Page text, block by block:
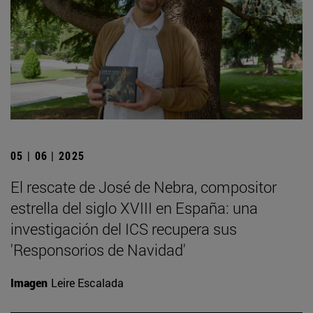
05 | 06 | 2025
El rescate de José de Nebra, compositor
estrella del siglo XVIII en España: una
investigación del ICS recupera sus
'Responsorios de Navidad'
Imagen Leire Escalada